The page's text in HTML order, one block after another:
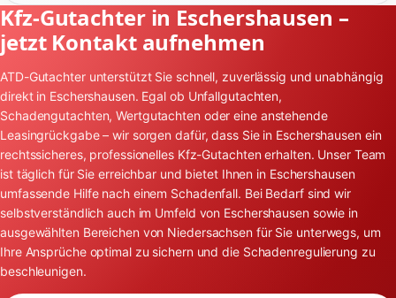
Kfz-Gutachter in Eschershausen –
jetzt Kontakt aufnehmen
ATD-Gutachter unterstützt Sie schnell, zuverlässig und unabhängig
direkt in Eschershausen. Egal ob Unfallgutachten,
Schadengutachten, Wertgutachten oder eine anstehende
Leasingrückgabe – wir sorgen dafür, dass Sie in Eschershausen ein
rechtssicheres, professionelles Kfz-Gutachten erhalten. Unser Team
ist täglich für Sie erreichbar und bietet Ihnen in Eschershausen
umfassende Hilfe nach einem Schadenfall. Bei Bedarf sind wir
selbstverständlich auch im Umfeld von Eschershausen sowie in
ausgewählten Bereichen von Niedersachsen für Sie unterwegs, um
Ihre Ansprüche optimal zu sichern und die Schadenregulierung zu
beschleunigen.